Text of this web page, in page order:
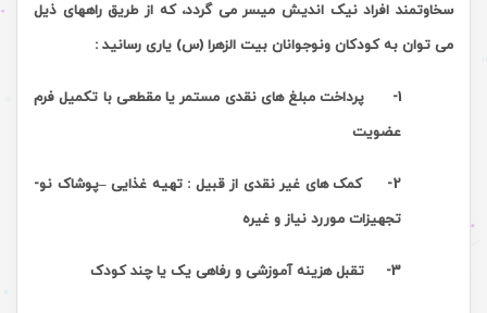
سخاوتمند افراد نیک اندیش میسر می گردد، که از طریق راههای ذیل
می توان به کودکان ونوجوانان بیت الزهرا (س) یاری رسانید :
1- پرداخت مبلغ های نقدی مستمر یا مقطعی با تکمیل فرم
عضویت
2- کمک های غیر نقدی از قبیل : تهیه غذایی –پوشاک نو-
تجهیزات موررد نیاز و غیره
3- تقبل هزینه آموزشی و رفاهی یک یا چند کودک